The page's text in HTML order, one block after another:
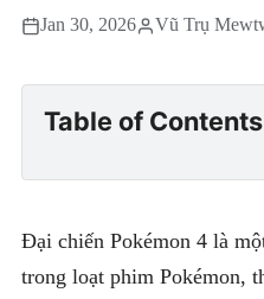
Jan 30, 2026 Vũ Trụ
Table of Contents
Đại chiến Pokémon 4 là
trong loạt phim Pokémon,